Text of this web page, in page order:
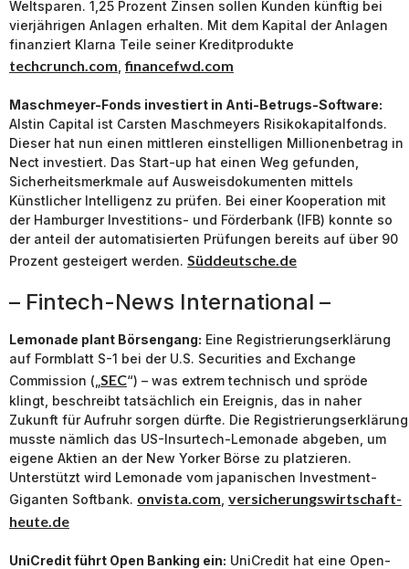
Weltsparen. 1,25 Prozent Zinsen sollen Kunden künftig bei
vierjährigen Anlagen erhalten. Mit dem Kapital der Anlagen
finanziert Klarna Teile seiner Kreditprodukte
techcrunch.com ,financefwd.com
Maschmeyer-Fonds investiert in Anti-Betrugs-Software:
Alstin Capital ist Carsten Maschmeyers Risikokapitalfonds.
Dieser hat nun einen mittleren einstelligen Millionenbetrag in
Nect investiert. Das Start-up hat einen Weg gefunden,
Sicherheitsmerkmale auf Ausweisdokumenten mittels
Künstlicher Intelligenz zu prüfen. Bei einer Kooperation mit
der Hamburger Investitions- und Förderbank (IFB) konnte so
der anteil der automatisierten Prüfungen bereits auf über 90
Prozent gesteigert werden. Süddeutsche.de
– Fintech-News International –
Lemonade plant Börsengang: Eine Registrierungserklärung
auf Formblatt S-1 bei der U.S. Securities and Exchange
Commission („ SEC“) – was extrem technisch und spröde
klingt, beschreibt tatsächlich ein Ereignis, das in naher
Zukunft für Aufruhr sorgen dürfte. Die Registrierungserklärung
musste nämlich das US-Insurtech-Lemonade abgeben, um
eigene Aktien an der New Yorker Börse zu platzieren.
Unterstützt wird Lemonade vom japanischen Investment-
Giganten Softbank. onvista.com versicherungswirtschaft-
heute.de
UniCredit führt Open Banking ein: UniCredit hat eine Open-